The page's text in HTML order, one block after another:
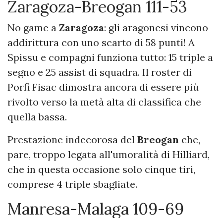
Zaragoza-Breogan 111-53
No game a Zaragoza: gli aragonesi vincono
addirittura con uno scarto di 58 punti! A
Spissu e compagni funziona tutto: 15 triple a
segno e 25 assist di squadra. Il roster di
Porfi Fisac dimostra ancora di essere più
rivolto verso la metà alta di classifica che
quella bassa.
Prestazione indecorosa del Breogan che,
pare, troppo legata all'umoralità di Hilliard,
che in questa occasione solo cinque tiri,
comprese 4 triple sbagliate.
Manresa-Malaga 109-69